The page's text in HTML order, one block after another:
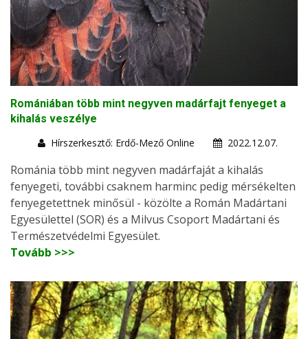
Romániában több mint negyven madárfajt fenyeget a
kihalás veszélye
Hírszerkesztő: Erdő-Mező Online
2022.12.07.
Románia több mint negyven madárfaját a kihalás
fenyegeti, további csaknem harminc pedig mérsékelten
fenyegetettnek minősül - közölte a Román Madártani
Egyesülettel (SOR) és a Milvus Csoport Madártani és
Természetvédelmi Egyesület.
Tovább >>>